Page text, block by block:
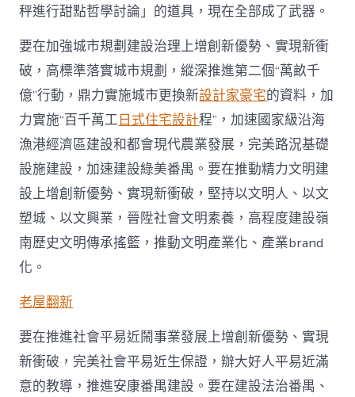
秤進行甜點哲學討論」的道具，現在全部成了武器。
要在加強城市規劃建設治理上增創新優勢、實現新衝
破，高標準落實城市規劃，縱深推進第二個“萬畝千
億”行動，鼎力實施城市更換新設計家豪宅的資料，加
力實施“百千萬工日式住宅設計程”，加速國家級沿海
漁港經濟區建設和都會現代農業發展，完美路況基礎
設施建設，加速建設綠美番禺。要在推動精力文明建
設上增創新優勢、實現新衝破，堅持以文明人、以文
塑城、以文興業，晉陞社會文明素養，高程度建設嶺
南歷史文明傳承搖籃，推動文明產業化、產業brand
化。
老屋翻新
要在推進社會平易近鬧事業發展上增創新優勢、實現
新衝破，完美社會平易近生保證，辦大好人平易近滿
意的教導，推進安康番禺建設。要在建設法治番禺、